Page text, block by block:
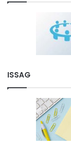
ISSAG